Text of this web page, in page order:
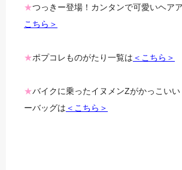
★つっきー登場！カンタンで可愛いヘア
こちら＞
★ポプコレものがたり一覧は ＜こちら＞
★バイクに乗ったイヌメンZがかっこい
ーバッグは ＜こちら＞